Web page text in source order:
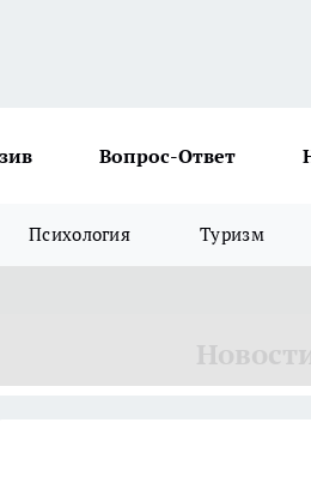
Вопрос-Ответ
Психология Туризм